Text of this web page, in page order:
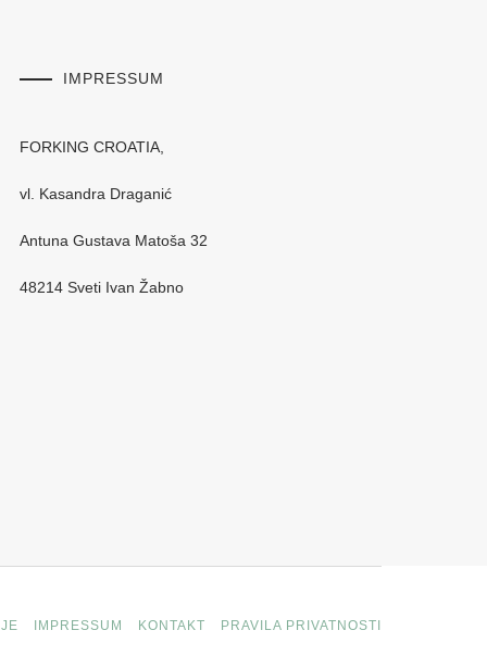
IMPRESSUM
FORKING CROATIA,
vl. Kasandra Draganić
Antuna Gustava Matoša 32
48214 Sveti Ivan Žabno
IMPRESSUM KONTAKT PRAVILA PRIVATNOSTI